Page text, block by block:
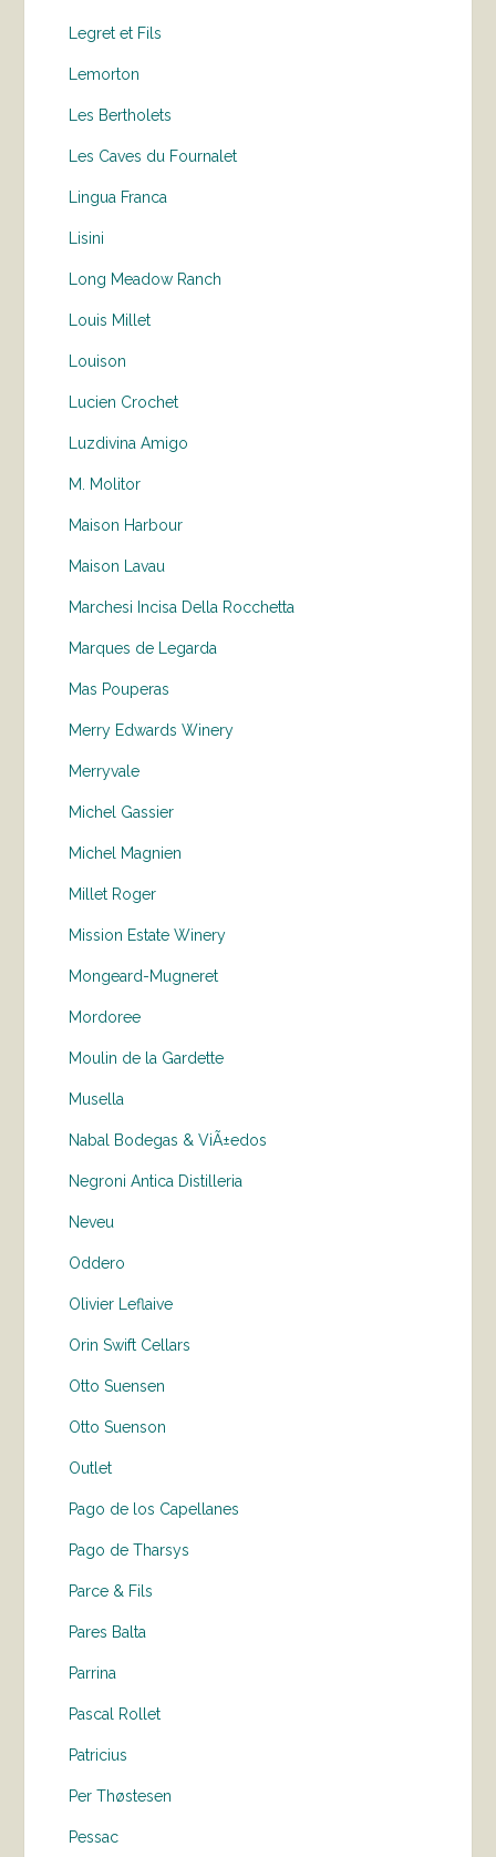
Legret et Fils
Lemorton
Les Bertholets
Les Caves du Fournalet
Lingua Franca
Lisini
Long Meadow Ranch
Louis Millet
Louison
Lucien Crochet
Luzdivina Amigo
M. Molitor
Maison Harbour
Maison Lavau
Marchesi Incisa Della Rocchetta
Marques de Legarda
Mas Pouperas
Merry Edwards Winery
Merryvale
Michel Gassier
Michel Magnien
Millet Roger
Mission Estate Winery
Mongeard-Mugneret
Mordoree
Moulin de la Gardette
Musella
Nabal Bodegas & ViÃ±edos
Negroni Antica Distilleria
Neveu
Oddero
Olivier Leflaive
Orin Swift Cellars
Otto Suensen
Otto Suenson
Outlet
Pago de los Capellanes
Pago de Tharsys
Parce & Fils
Pares Balta
Parrina
Pascal Rollet
Patricius
Per Thøstesen
Pessac